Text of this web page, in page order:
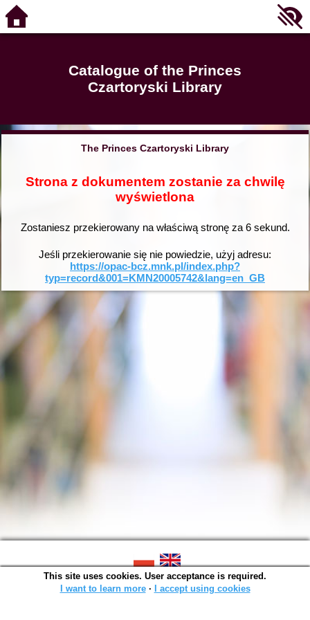
Catalogue of the Princes
Czartoryski Library
The Princes Czartoryski Library
Strona z dokumentem zostanie za chwilę
wyświetlona
Zostaniesz przekierowany na właściwą stronę za 6sekund.
Jeśli przekierowanie się nie powiedzie, użyj adresu:
https://opac-bcz.mnk.pl/index.php?
typ=record&001=KMN20005742&lang=en_GB
SOWA OPAC v. 6.11.10 (2026-07-24)
Generated in 0,0014 s.
This site uses cookies. User acceptance is required.
I want to learn more∙ I accept using cookies